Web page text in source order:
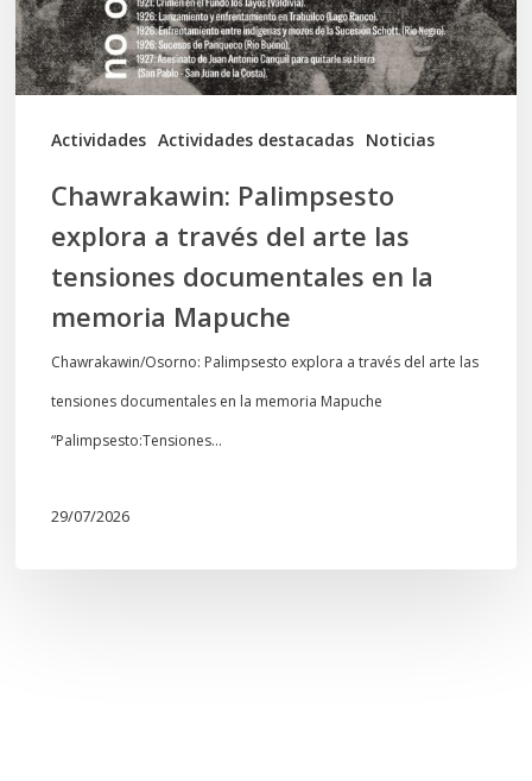
Actividades Actividades destacadas Noticias
arte
las
tensiones
documentales
memoria
Mapuche
Chawrakawin: Palimpsesto
explora a través del arte las
tensiones documentales en la
memoria Mapuche
Chawrakawin/Osorno: Palimpsesto explora a través del arte las
tensiones documentales en la memoria Mapuche
“Palimpsesto:Tensiones…
29/07/2026